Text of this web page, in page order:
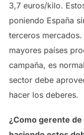
3,7 euros/kilo.
poniendo España
terceros
mayores países
campaña, es
sector debe
hacer los deberes.
¿Como gerente